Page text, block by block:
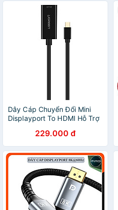
Dây Cáp Chuyển Đổi Mini
Displayport To HDMI Hỗ Trợ
Hàng Chính Hãng
229.000 đ